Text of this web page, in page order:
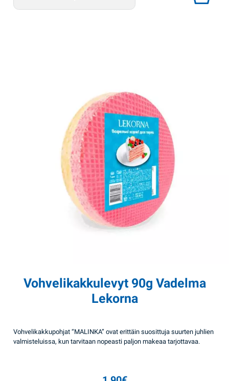
Vohvelikakkulevyt 90g Vadelma
Lekorna
Vohvelikakkupohjat “MALINKA” ovat erittäin suosittuja suurten juhlien
valmisteluissa, kun tarvitaan nopeasti paljon makeaa tarjottavaa.